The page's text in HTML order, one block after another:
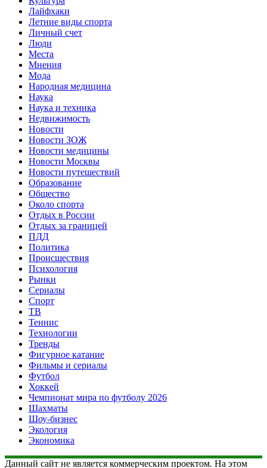
Лайфхаки
Летние виды спорта
Личный счет
Люди
Места
Мнения
Мода
Народная медицина
Наука
Наука и техника
Недвижимость
Новости
Новости ЗОЖ
Новости медицины
Новости Москвы
Новости путешествий
Образование
Общество
Около спорта
Отдых в России
Отдых за границей
ПДД
Политика
Происшествия
Психология
Рынки
Сериалы
Спорт
ТВ
Теннис
Технологии
Тренды
Фигурное катание
Фильмы и сериалы
Футбол
Хоккей
Чемпионат мира по футболу 2026
Шахматы
Шоу-бизнес
Экология
Экономика
Данный сайт не является коммерческим проектом. На этом